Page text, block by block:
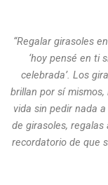
“Regalar girasoles
‘hoy pensé en ti
celebrada’. Los
brillan por sí
vida sin pedir nada
de girasoles,
recordatorio de que